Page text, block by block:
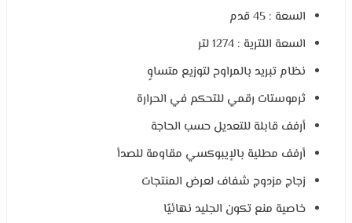
السعة : 45 قدم
السعة اللترية : 1274 لتر
نظام تبريد بالمراوح لتوزيع متساوٍ
ثرموستات رقمي للتحكم في الحرارة
أرفف قابلة للتعديل حسب الحاجة
أرفف مطلية بالإيبوكسي مقاومة للصدأ
زجاج مزدوج شفاف لعرض المنتجات
خاصية منع تكون الجليد نهائيًا